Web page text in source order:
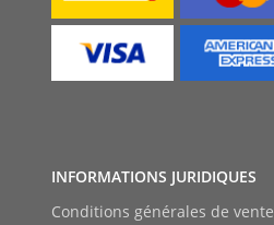
Conditions générales de vente
INFORMATIONS JURIDIQUES